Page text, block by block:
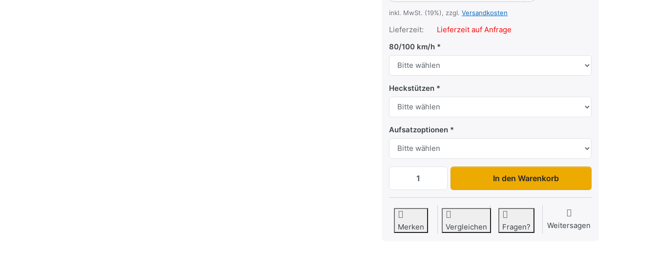
inkl. MwSt. (19%), zzgl. Versandkosten
Lieferzeit:
Lieferzeit auf Anfrage
80/100 km/h
Heckstützen
Aufsatzoptionen
HUK 272715E zu 5.399,00 €, Menge 1.
In den Warenkorb
Merken Vergleichen Fragen? Weitersagen